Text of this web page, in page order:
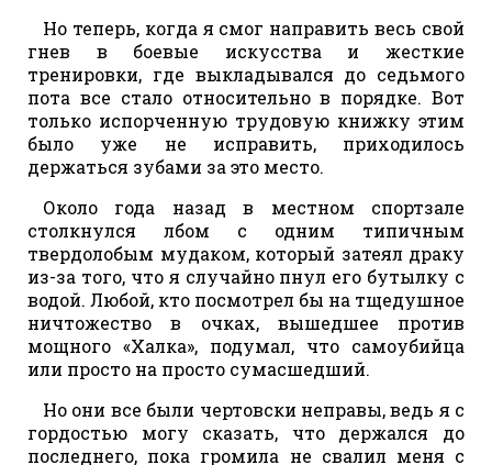
Но теперь, когда я смог направить весь свой
гнев в боевые искусства и жесткие
тренировки, где выкладывался до седьмого
пота все стало относительно в порядке. Вот
только испорченную трудовую книжку этим
было уже не исправить, приходилось
держаться зубами за это место.
Около года назад в местном спортзале
столкнулся лбом с одним типичным
твердолобым мудаком, который затеял драку
из-за того, что я случайно пнул его бутылку с
водой. Любой, кто посмотрел бы на тщедушное
ничтожество в очках, вышедшее против
мощного «Халка», подумал, что самоубийца
или просто на просто сумасшедший.
Но они все были чертовски неправы, ведь я с
гордостью могу сказать, что держался до
последнего, пока громила не свалил меня с